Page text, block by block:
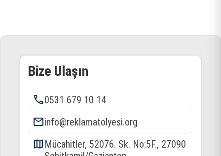
Bize Ulaşın
phone0531 679 10 14
emailinfo@reklamatolyesi.org
map Mücahitler, 52076. Sk. No:5F., 27090